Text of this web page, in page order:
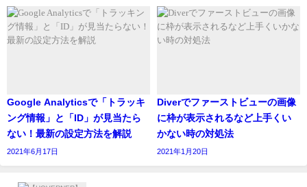
Google Analyticsで「トラッキ
ング情報」と「ID」が見当たら
ない！最新の設定方法を解説
2021年6月17日
Diverでファーストビューの画像
に枠が表示されるなど上手くい
かない時の対処法
2021年1月20日